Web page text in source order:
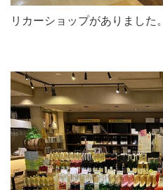
リカーショップがありました。